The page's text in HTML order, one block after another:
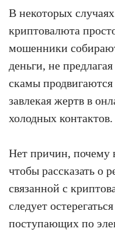
В некоторых
криптовалюта
мошенники
деньги, не
скамы
завлекая жертв в
холодных контактов.
Нет причин, почему
чтобы рассказать о
связанной с
следует
поступающих по